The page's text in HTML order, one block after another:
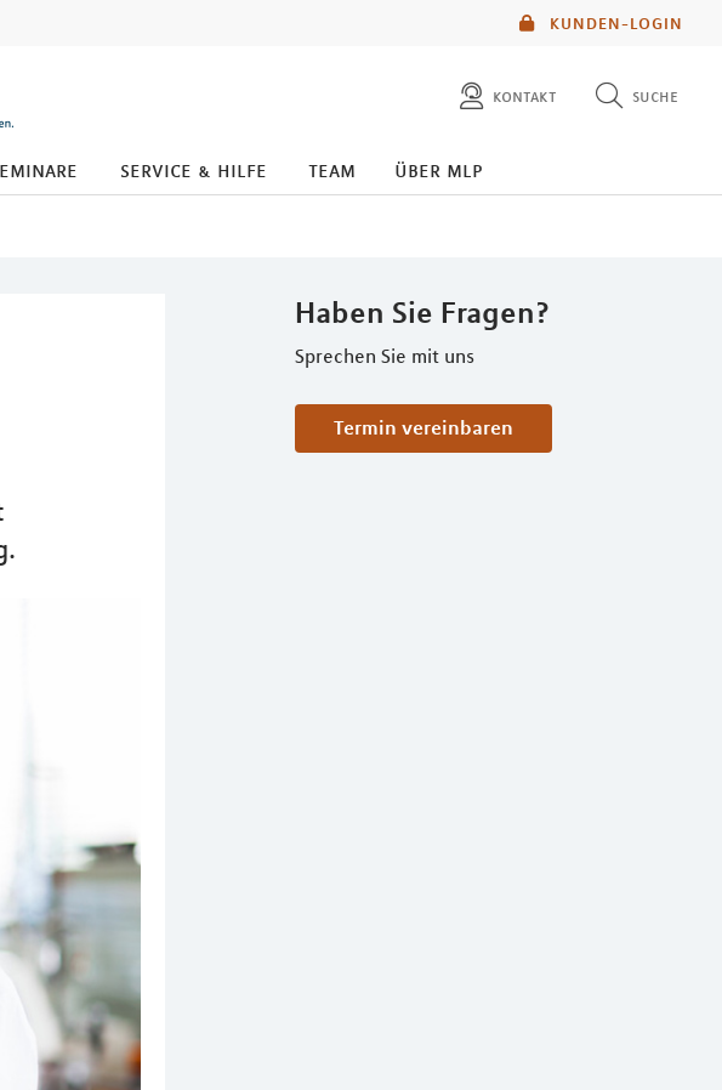
KUNDEN-LOGIN
kontakt suche
diese website durchsuchen
service & hilfe team über mlp
Haben Sie Fragen?
Sprechen Sie mit uns
Termin vereinbaren